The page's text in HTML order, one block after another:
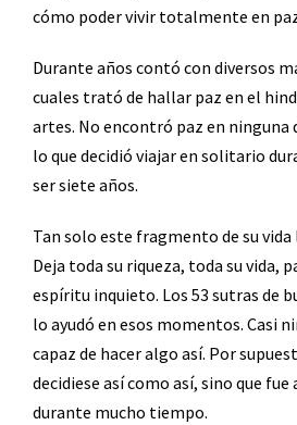
cómo poder vivir totalmente en
Durante años contó con diversos
cuales trató de hallar paz en el
artes. No encontró paz en ninguna
lo que decidió viajar en solitario
ser siete años.
Tan solo este fragmento de su
Deja toda su riqueza, toda su vida,
espíritu inquieto. Los 53 sutras de
lo ayudó en esos momentos. Casi
capaz de hacer algo así. Por
decidiese así como así, sino que
durante mucho tiempo.